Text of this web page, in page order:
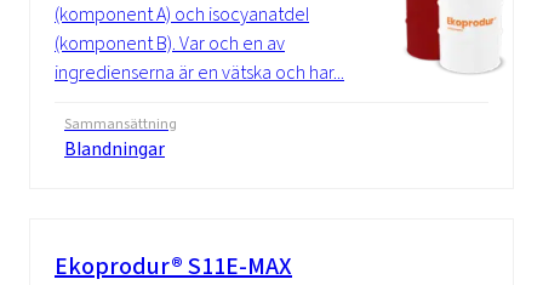
(komponent A) och isocyanatdel
(komponent B). Var och en av
ingredienserna är en vätska och har...
Sammansättning
Blandningar
Ekoprodur® S11E-MAX